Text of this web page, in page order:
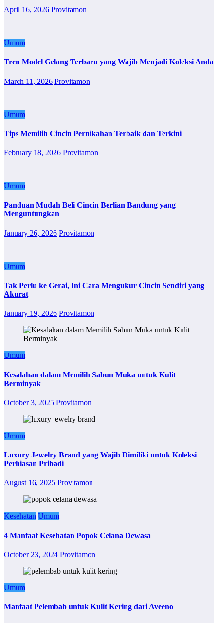
April 16, 2026 Provitamon
Umum
Tren Model Gelang Terbaru yang Wajib Menjadi Koleksi Anda
March 11, 2026 Provitamon
Umum
Tips Memilih Cincin Pernikahan Terbaik dan Terkini
February 18, 2026 Provitamon
Umum
Panduan Mudah Beli Cincin Berlian Bandung yang
Menguntungkan
January 26, 2026 Provitamon
Umum
Tak Perlu ke Gerai, Ini Cara Mengukur Cincin Sendiri yang
Akurat
January 19, 2026 Provitamon
Umum
Kesalahan dalam Memilih Sabun Muka untuk Kulit
Berminyak
October 3, 2025 Provitamon
Umum
Luxury Jewelry Brand yang Wajib Dimiliki untuk Koleksi
Perhiasan Pribadi
August 16, 2025 Provitamon
Kesehatan Umum
4 Manfaat Kesehatan Popok Celana Dewasa
October 23, 2024 Provitamon
Umum
Manfaat Pelembab untuk Kulit Kering dari Aveeno